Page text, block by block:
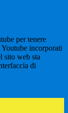
per tenere
incorporati
sito web sta
di